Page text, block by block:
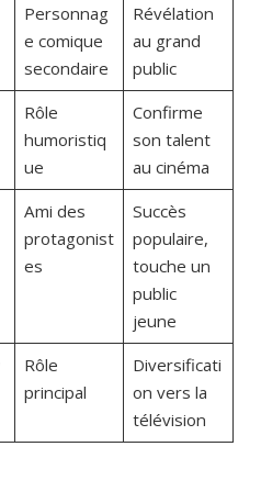
Personnag
e comique
secondaire
Révélation
au grand
public
Rôle
humoristiq
ue
Confirme
son talent
au cinéma
Ami des
protagonist
es
Succès
populaire,
touche un
public
jeune
Rôle
principal
Diversificati
on vers la
télévision